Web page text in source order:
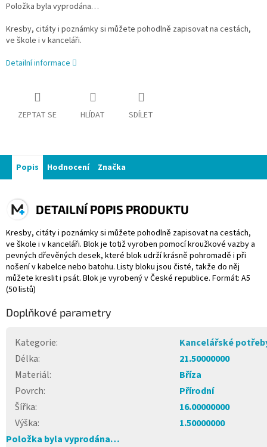
Položka byla vyprodána…
Kresby, citáty i poznámky si můžete pohodlně zapisovat na cestách,
ve škole i v kanceláři.
Detailní informace
ZEPTAT SE HLÍDAT SDÍLET
Popis Hodnocení Značka
DETAILNÍ POPIS PRODUKTU
Kresby, citáty i poznámky si můžete pohodlně zapisovat na cestách,
ve škole i v kanceláři. Blok je totiž vyroben pomocí kroužkové vazby a
pevných dřevěných desek, které blok udrží krásně pohromadě i při
nošení v kabelce nebo batohu. Listy bloku jsou čisté, takže do něj
můžete kreslit i psát. Blok je vyrobený v České republice. Formát: A5
(50 listů)
Doplňkové parametry
Kategorie:
Kancelářské
Délka:
21.50000000
Materiál:
Bříza
Povrch:
Přírodní
Šířka:
16.00000000
Výška:
1.50000000
Položka byla vyprodána…